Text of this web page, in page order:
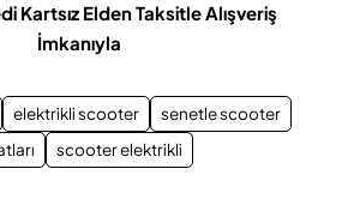
Kartsız Elden Taksitle Alışveriş
İmkanıyla
elektrikli scooter
senetle scooter
scooter elektrikli